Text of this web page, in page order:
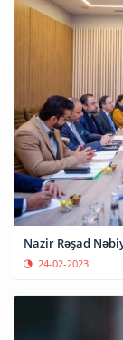
Nazir Rəşad
24-02-2023